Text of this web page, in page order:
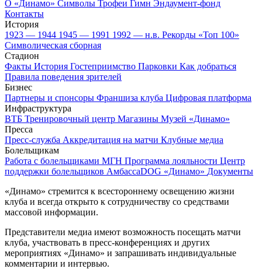
О «Динамо» Символы Трофеи Гимн Эндаумент-фонд
Контакты
История
1923 — 1944 1945 — 1991 1992 — н.в. Рекорды «Топ 100»
Символическая сборная
Стадион
Факты История Гостеприимство Парковки Как добраться
Правила поведения зрителей
Бизнес
Партнеры и спонсоры Франшиза клуба Цифровая платформа
Инфраструктура
ВТБ Тренировочный центр Магазины Музей «Динамо»
Пресса
Пресс-служба Аккредитация на матчи Клубные медиа
Болельщикам
Работа с болельщиками МГН Программа лояльности Центр
поддержки болельщиков АмбассаDOG «Динамо» Документы
«Динамо» стремится к всестороннему освещению жизни
клуба и всегда открыто к сотрудничеству со средствами
массовой информации.
Представители медиа имеют возможность посещать матчи
клуба, участвовать в пресс-конференциях и других
мероприятиях «Динамо» и запрашивать индивидуальные
комментарии и интервью.